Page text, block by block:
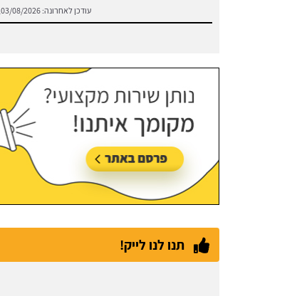
עודכן לאחרונה: 03/08/2026, בשעה 13:31
תנו לנו לייק!